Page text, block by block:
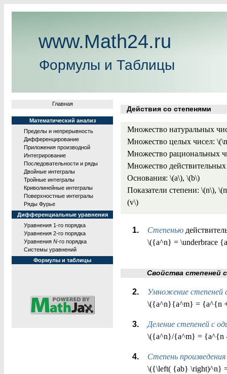
www.Math24.ru
Формулы и Таблицы
Главная
Математический анализ
Пределы и непрерывность
Дифференцирование
Приложения производной
Интегрирование
Последовательности и ряды
Двойные интегралы
Тройные интегралы
Криволинейные интегралы
Поверхностные интегралы
Ряды Фурье
Дифференциальные уравнения
Уравнения 1-го порядка
Уравнения 2-го порядка
Уравнения N-го порядка
Системы уравнений
Формулы и таблицы
Действия со степенями
Множество натуральных
Множество целых чисел:
Множество рациональных
Множество
Основания: \(a\), \(b\)
Показатели степени: \(n\),
(v\)
Степенью
\({a^n} = \underbrace
Свойства степеней с
Умножение степеней
\({a^n}{a^m} = {a^{n
Деление степеней с
\({a^n}/{a^m} = {a^{n
Степень произведения
\({\left( {ab} \right)^n}